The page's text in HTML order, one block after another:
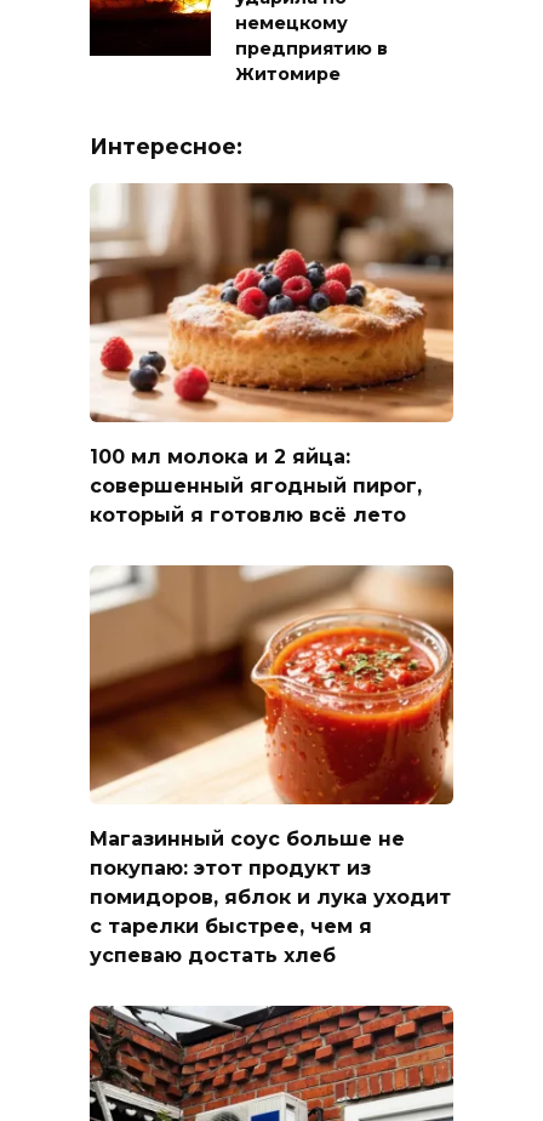
немецкому
предприятию в
Житомире
Интересное:
100 мл молока и 2 яйца:
совершенный ягодный пирог,
который я готовлю всё лето
Магазинный соус больше не
покупаю: этот продукт из
помидоров, яблок и лука уходит
с тарелки быстрее, чем я
успеваю достать хлеб